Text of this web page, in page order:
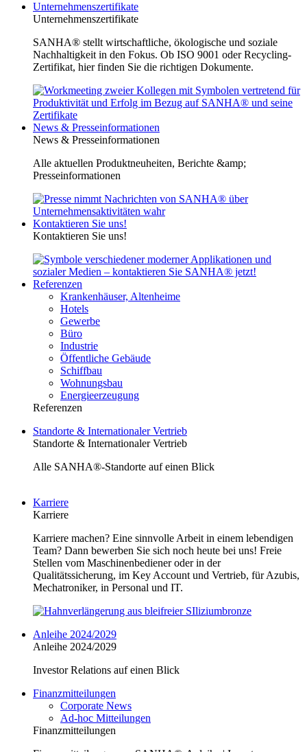
Unternehmenszertifikate
Unternehmenszertifikate
SANHA® stellt wirtschaftliche, ökologische und soziale
Nachhaltigkeit in den Fokus. Ob ISO 9001 oder Recycling-
Zertifikat, hier finden Sie die richtigen Dokumente.
News & Presseinformationen
News & Presseinformationen
Alle aktuellen Produktneuheiten, Berichte &amp;
Presseinformationen
Kontaktieren Sie uns!
Kontaktieren Sie uns!
Referenzen
Krankenhäuser, Altenheime
Hotels
Gewerbe
Büro
Industrie
Öffentliche Gebäude
Schiffbau
Wohnungsbau
Energieerzeugung
Referenzen
Standorte & Internationaler Vertrieb
Standorte & Internationaler Vertrieb
Alle SANHA®-Standorte auf einen Blick
Karriere
Karriere
Karriere machen? Eine sinnvolle Arbeit in einem lebendigen
Team? Dann bewerben Sie sich noch heute bei uns! Freie
Stellen vom Maschinenbediener oder in der
Qualitätssicherung, im Key Account und Vertrieb, für Azubis,
Mechatroniker, in Personal und IT.
Anleihe 2024/2029
Anleihe 2024/2029
Investor Relations auf einen Blick
Finanzmitteilungen
Corporate News
Ad-hoc Mitteilungen
Finanzmitteilungen